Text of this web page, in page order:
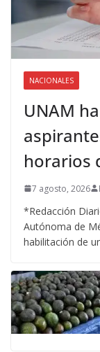
NACIONALES
UNAM
horarios
7 agosto, 2026
*Redacción
Autónoma de
habilitación de